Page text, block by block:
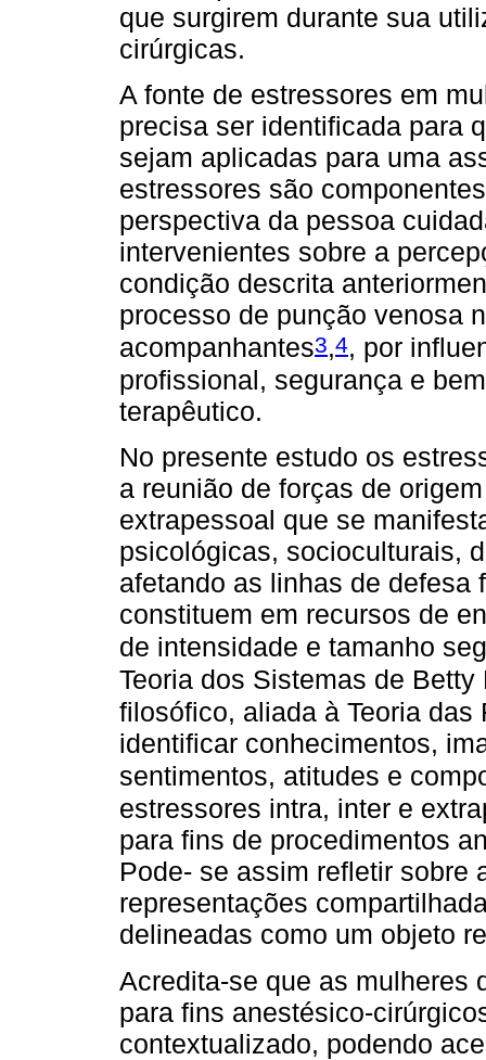
que surgirem durante sua
cirúrgicas.
A fonte de estressores em
precisa ser identificada para
sejam aplicadas para uma
estressores são
perspectiva da pessoa
intervenientes sobre a
condição descrita
processo de punção venosa
acompanhantes3,4, por
profissional, segurança e
terapêutico.
No presente estudo os
a reunião de forças de
extrapessoal que se
psicológicas, socioculturais,
afetando as linhas de
constituem em recursos de
de intensidade e tamanho
Teoria dos Sistemas de Betty
filosófico, aliada à Teoria
identificar conhecimentos,
sentimentos, atitudes e
estressores intra, inter e
para fins de procedimentos
Pode- se assim refletir sobre
representações
delineadas como um objeto
Acredita-se que as mulheres
para fins anestésico-
contextualizado, podendo